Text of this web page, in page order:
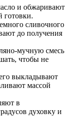
и обжаривают
готовки.
сливочного
до получения
мучную смесь
чтобы не
выкладывают
массой
в
духовку и